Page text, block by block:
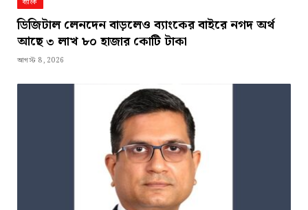
ব্যাংক
ডিজিটাল লেনদেন বাড়লেও ব্যাংকের বাইরে নগদ অর্থ
আছে ৩ লাখ ৮০ হাজার কোটি টাকা
আগস্ট 8, 2026